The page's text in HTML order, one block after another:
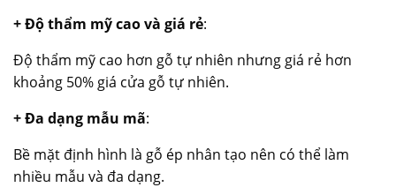
+ Độ thẩm mỹ cao và giá rẻ:
Độ thẩm mỹ cao hơn gỗ tự nhiên nhưng giá rẻ hơn
khoảng 50% giá cửa gỗ tự nhiên.
+ Đa dạng mẫu mã:
Bề mặt định hình là gỗ ép nhân tạo nên có thể làm
nhiều mẫu và đa dạng.